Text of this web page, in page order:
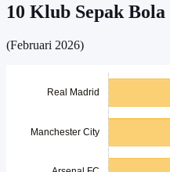
10 Klub Sepak
(Februari 2026)